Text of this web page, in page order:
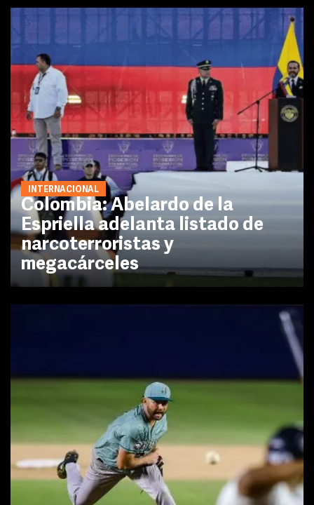
INTERNACIONAL
Colombia: Abelardo de la
Espriella adelanta listado de
narcoterroristas y
megacárceles